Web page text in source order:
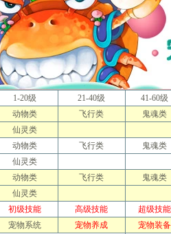
赚钱的小门道 养家糊口不容易
吃不起药？教你一招省元宝秘
关于如何快速跑护送任务的心
梦幻诛仙封测游戏小技巧说明
宠物图鉴，让你抓宠买宠不迷
宠物技能大搜集，封测BB技能
55变异凶灵化生现场实录
关于化生，和启灵（迷信说法
寻访任务NPC图片资料
世界排名第一六技能宠物的打
教加入帮派可以学到的技能！
教你挑选出最有价值的宝宝
排名第一的极品A宠打造及诞
大家都来说说防骗技巧
分析：用导标棋做挖宝任务赚
镇妖抓鬼心得打法及要点
1-20级 21-40级 41-60级
动物类 飞行类
鬼魂类
仙灵类
动物类 飞行类
鬼魂类
仙灵类
动物类 飞行类
鬼魂类
仙灵类
初级技能 高级技能
超级技能
宠物系统 宠物养成 宠物装备